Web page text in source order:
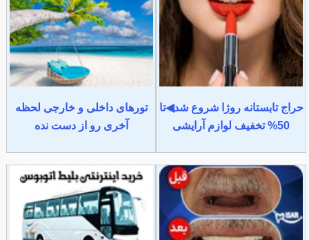
حراج تابستانه روژا شروع شد◀تا
50% تخفیف لوازم آرایشی
تورهای داخلی و خارجی لحظه
آخری رو از دست نده